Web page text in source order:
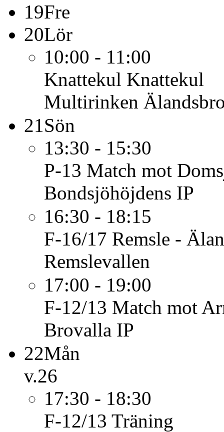
19Fre
20Lör
10:00 - 11:00
Knattekul Knattekul
Multirinken
21Sön
13:30 - 15:30
P-13 Match mot
Bondsjöhöjdens IP
16:30 - 18:15
F-16/17 Remsle -
Remslevallen
17:00 - 19:00
F-12/13 Match mot
Brovalla IP
22Mån
v.26
17:30 - 18:30
F-12/13 Träning